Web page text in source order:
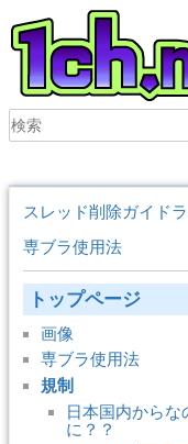
スレッド削除ガイド
専ブラ使用法
トップページ
画像
専ブラ使用法
規制
日本国内からな
に？？